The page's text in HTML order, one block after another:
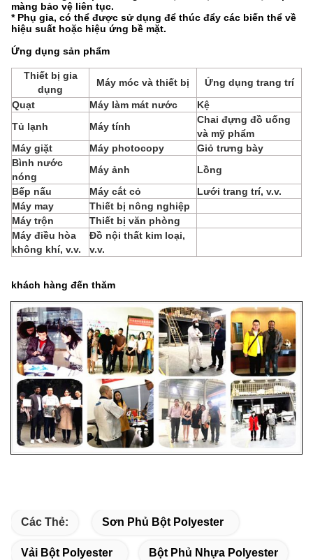
màng bảo vệ liên tục.
* Phụ gia, có thể được sử dụng để thúc đẩy các biến thể về
hiệu suất hoặc hiệu ứng bề mặt.
Ứng dụng sản phẩm
Thiết bị gia
dụng
Máy móc và thiết bị
Ứng dụng trang trí
Quạt
Máy làm mát nước
Kệ
Tủ lạnh
Máy tính
Chai đựng đồ uống
và mỹ phẩm
Máy giặt
Máy photocopy
Giỏ trưng bày
Bình nước
nóng
Máy ảnh
Lồng
Bếp nấu
Máy cắt cỏ
Lưới trang trí, v.v.
Máy may
Thiết bị nông nghiệp
Máy trộn
Thiết bị văn phòng
Máy điều hòa
không khí, v.v.
Đồ nội thất kim loại,
v.v.
khách hàng đến thăm
Các Thẻ: Sơn Phủ Bột Polyester
Vải Bột Polyester Bột Phủ Nhựa Polyester